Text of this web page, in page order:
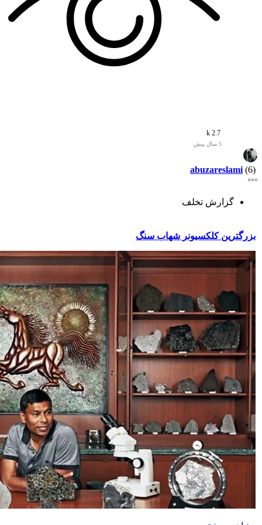
2.7 k
5 سال پیش
abuzareslami (6)
گزارش تخلف
بزرگترین کلکسیونر شهاب سنگ